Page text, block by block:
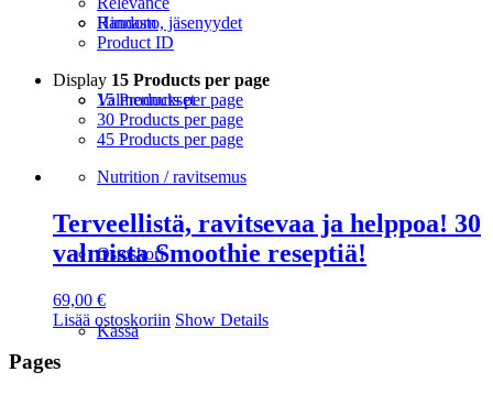
Hinnasto, jäsenyydet
Valmennukset
Nutrition / ravitsemus
Ostoskori
Kassa
Random
Product ID
Display 15 Products per page
15 Products per page
30 Products per page
45 Products per page
Terveellistä, ravitsevaa ja helppoa! 30
valmista Smoothie reseptiä!
69,00 €
Lisää ostoskoriin Show Details
Pages